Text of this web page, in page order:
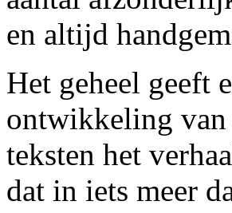
en altijd
Het geheel geeft
ontwikkeling van
teksten het
dat in iets meer